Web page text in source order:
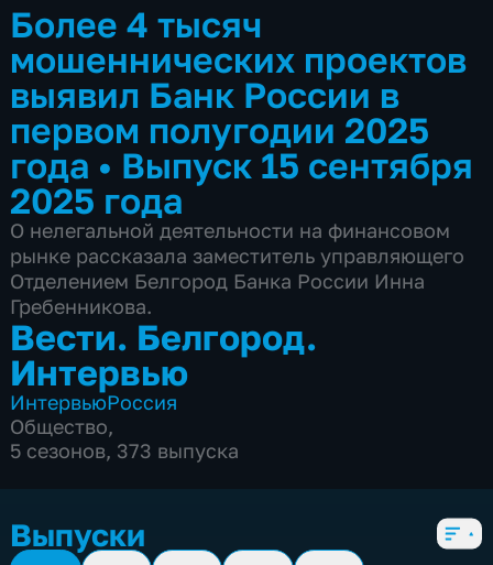
Более 4 тысяч
мошеннических проектов
выявил Банк России в
первом полугодии 2025
года • Выпуск 15 сентября
2025 года
О нелегальной деятельности на финансовом
рынке рассказала заместитель управляющего
Отделением Белгород Банка России Инна
Гребенникова.
Вести. Белгород.
Интервью
ИнтервьюРоссия
Общество,
5 сезонов, 373 выпуска
Выпуски